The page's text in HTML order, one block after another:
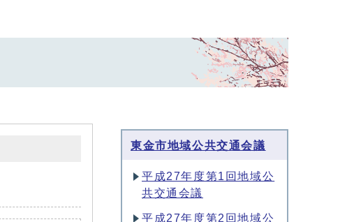
東金市地域公共交通会議
平成27年度第1回地域公
共交通会議
平成27年度第2回地域公